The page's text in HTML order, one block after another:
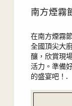
南方煙霧
在南方煙霧
全國頂尖大
釀，欣賞現
活力。準備
的盛宴吧！.